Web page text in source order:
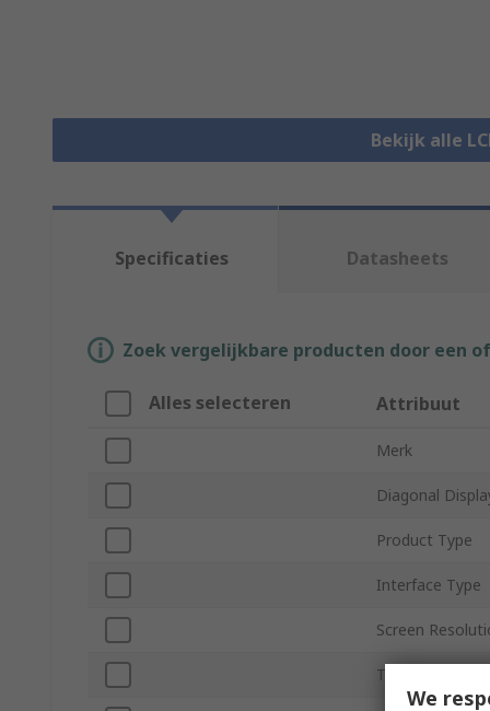
Bekijk alle
Specificaties Datasheets
Zoek vergelijkbare producten door een
Alles selecteren Attribuut
Merk
Diagonal
Product Type
Interface Type
Screen
Touch Screen
We